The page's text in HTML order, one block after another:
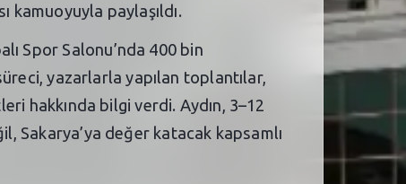
kamuoyuyla paylaşıldı.
Spor Salonu’nda 400 bin
yazarlarla yapılan toplantılar,
hakkında bilgi verdi. Aydın, 3–12
Sakarya’ya değer katacak kapsamlı